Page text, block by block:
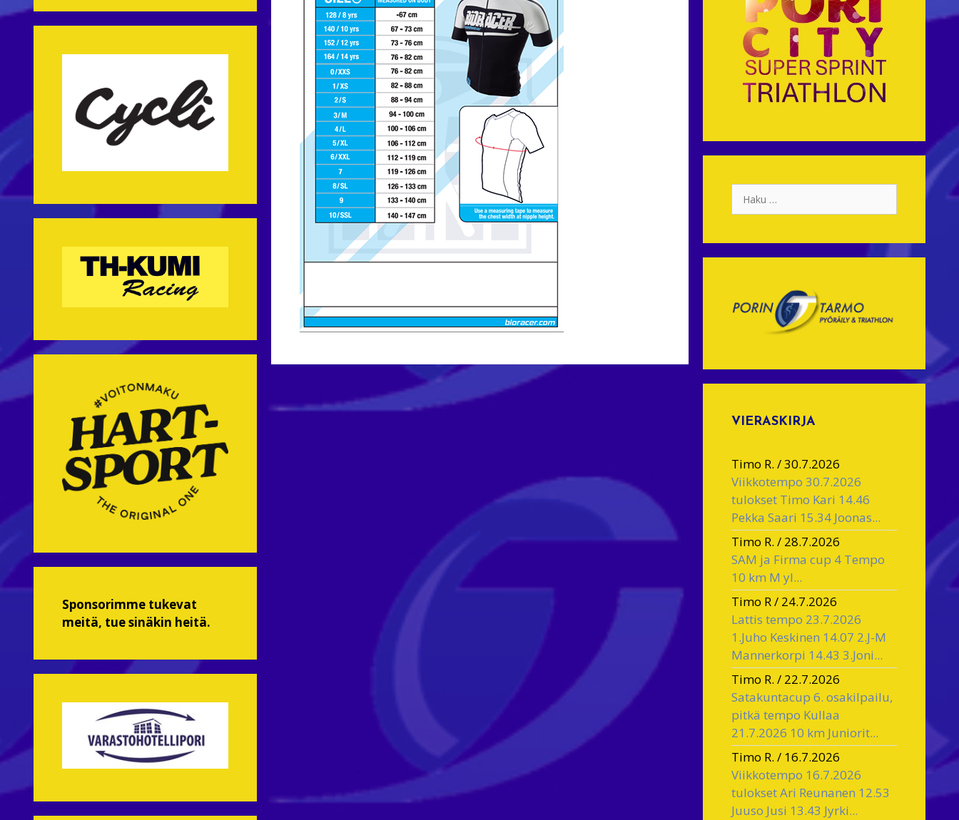
Sponsorimme tukevat
meitä, tue sinäkin heitä.
Haku:
VIERASKIRJA
Timo R. /30.7.2026
Viikkotempo 30.7.2026
tulokset Timo Kari 14.46
Pekka Saari 15.34 Joonas...
Timo R. / 28.7.2026
SAM ja Firma cup 4 Tempo
10 km M yl...
Timo R/ 24.7.2026
Lattis tempo 23.7.2026
1.Juho Keskinen 14.07 2.J-M
Mannerkorpi 14.43 3.Joni...
Timo R. / 22.7.2026
Satakuntacup 6. osakilpailu,
pitkä tempo Kullaa
21.7.2026 10 km Juniorit...
Timo R. / 16.7.2026
Viikkotempo 16.7.2026
tulokset Ari Reunanen 12.53
Juuso Jusi 13.43 Jyrki...